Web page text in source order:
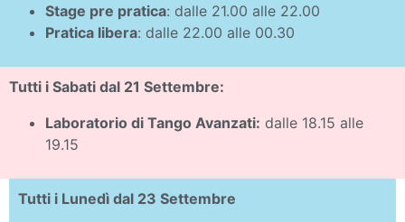
Stage pre pratica: dalle 21.00 alle 22.00
Pratica libera: dalle 22.00 alle 00.30
Tutti i Sabati dal 21 Settembre:
Laboratorio di Tango Avanzati: dalle 18.15 alle
19.15
Tutti i Lunedì dal 23 Settembre